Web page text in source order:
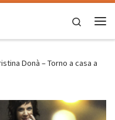
Search
Donà – Torno a casa a